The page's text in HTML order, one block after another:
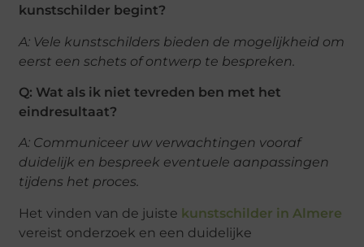
kunstschilder begint?
A: Vele kunstschilders bieden de mogelijkheid om
eerst een schets of ontwerp te bespreken.
Q: Wat als ik niet tevreden ben met het
eindresultaat?
A: Communiceer uw verwachtingen vooraf
duidelijk en bespreek eventuele aanpassingen
tijdens het proces.
Het vinden van de juiste kunstschilder in Almere
vereist onderzoek en een duidelijke